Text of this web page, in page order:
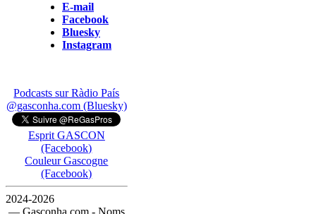
E-mail
Facebook
Bluesky
Instagram
Podcasts sur Ràdio País
@gasconha.com (Bluesky)
Esprit GASCON
(Facebook)
Couleur Gascogne
(Facebook)
2024-2026